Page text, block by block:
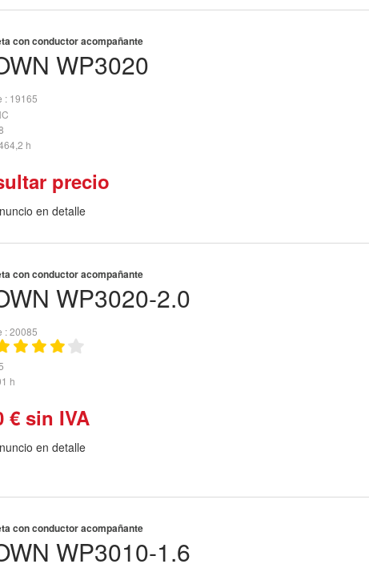
WP3020
con conductor acompañante
19165
h
precio
en detalle
WP3020-2.0
con conductor acompañante
20085
h
€ sin IVA
en detalle
WP3010-1.6
con conductor acompañante